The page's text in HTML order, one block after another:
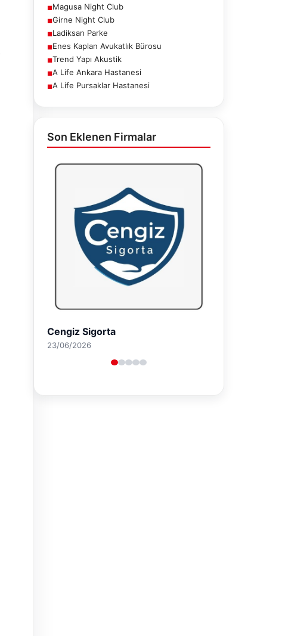
■Magusa Night Club
■Girne Night Club
■Ladiksan Parke
■Enes Kaplan Avukatlık Bürosu
■Trend Yapı Akustik
■A Life Ankara Hastanesi
■A Life Pursaklar Hastanesi
Son Eklenen Firmalar
Hastaş Beton
26/05/2026